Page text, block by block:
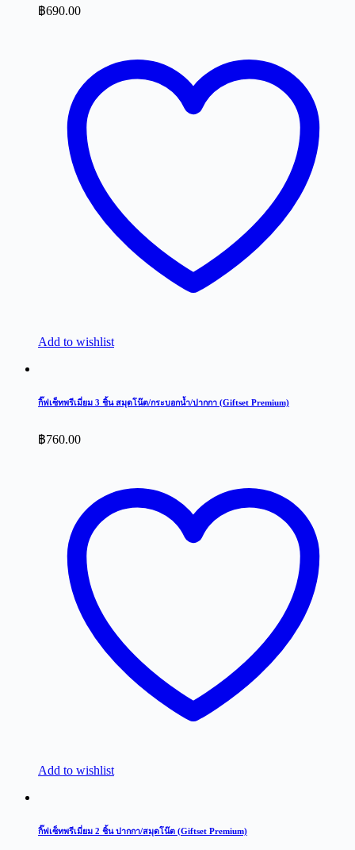
฿690.00
Add to wishlist
กิ๊ฟเซ็ทพรีเมี่ยม 3 ชิ้น สมุดโน๊ต/กระบอกน้ำ/ปากกา (Giftset Premium)
฿760.00
Add to wishlist
กิ๊ฟเซ็ทพรีเมี่ยม 2 ชิ้น ปากกา/สมุดโน๊ต (Giftset Premium)